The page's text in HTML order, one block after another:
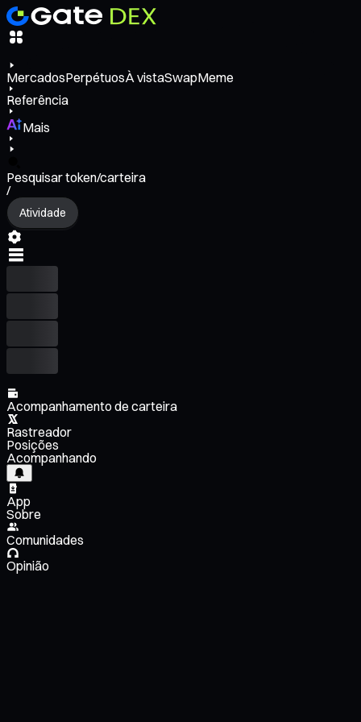
MercadosPerpétuosÀ vistaSwapMeme
Referência
Mais
Pesquisar token/carteira
/
Atividade
Acompanhamento de carteira
Rastreador
Posições
Acompanhando
App
Sobre
Comunidades
Opinião